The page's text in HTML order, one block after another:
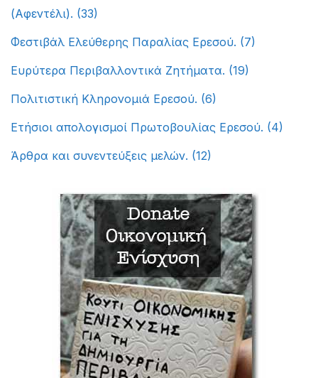
(Αφεντέλι). (33)
Φεστιβάλ Ελεύθερης Παραλίας Ερεσού. (7)
Ευρύτερα Περιβαλλοντικά Ζητήματα. (19)
Πολιτιστική Κληρονομιά Ερεσού. (6)
Ετήσιοι απολογισμοί Πρωτοβουλίας Ερεσού. (4)
Άρθρα και συνεντεύξεις μελών. (12)